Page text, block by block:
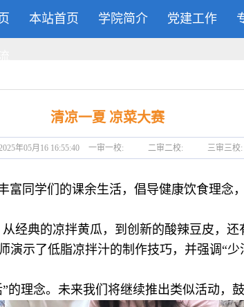
本站首页 学院简介 党建工作
清凉一夏 凉菜大赛
年05月16 16:55:40 一审一校: 二审二校: 三审三校:
学们的课余生活，倡导健康饮食理念
典的凉拌黄瓜，到创新的酸辣豆皮，
示了低脂凉拌汁的制作技巧，并强调“
理念。未来我们将继续推出类似活动，